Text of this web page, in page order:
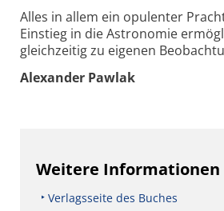
Alles in allem ein opulenter
Einstieg in die Astronomie
gleichzeitig zu eigenen
Alexander Pawlak
Weitere Informationen
Verlagsseite des Buches